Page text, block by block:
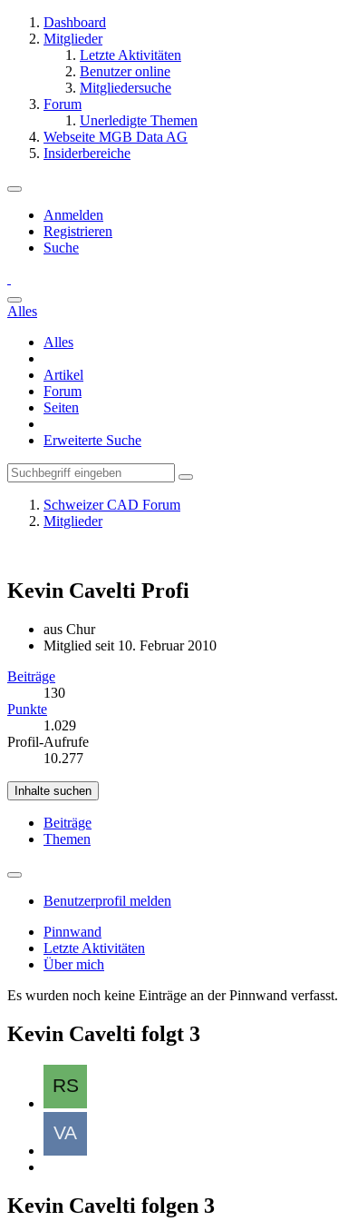
Dashboard
Mitglieder
Letzte Aktivitäten
Benutzer online
Mitgliedersuche
Forum
Unerledigte Themen
Webseite MGB Data AG
Insiderbereiche
Anmelden
Registrieren
Suche
Alles
Alles
Artikel
Forum
Seiten
Erweiterte Suche
Schweizer CAD Forum
Mitglieder
Kevin Cavelti Profi
aus Chur
Mitglied seit 10. Februar 2010
Beiträge
130
Punkte
1.029
Profil-Aufrufe
10.277
Inhalte suchen
Beiträge
Themen
Benutzerprofil melden
Pinnwand
Letzte Aktivitäten
Über mich
Es wurden noch keine Einträge an der Pinnwand verfasst.
Kevin Cavelti folgt 3
Kevin Cavelti folgen 3